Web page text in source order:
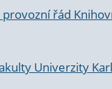
řád
Univerzity